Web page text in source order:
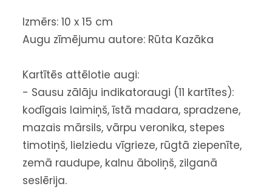
Izmērs: 10 x 15 cm
Augu zīmējumu autore: Rūta Kazāka
Kartītēs attēlotie augi:
- Sausu zālāju indikatoraugi (11 kartītes):
kodīgais laimiņš, īstā madara, spradzene,
mazais mārsils, vārpu veronika, stepes
timotiņš, lielziedu vīgrieze, rūgtā ziepenīte,
zemā raudupe, kalnu āboliņš, zilganā
seslērija.